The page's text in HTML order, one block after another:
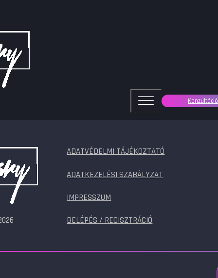
Konzultáció
ADATVÉDELMI TÁJÉKOZTATÓ
ADATKEZELÉSI SZABÁLYZAT
IMPRESSZUM
BELÉPÉS / REGISZTRÁCIÓ